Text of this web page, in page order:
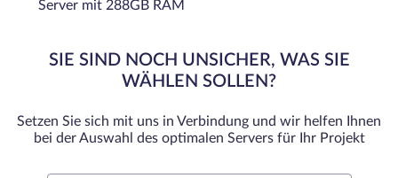
Server mit 288GB RAM
SIE SIND NOCH UNSICHER, WAS SIE
WÄHLEN SOLLEN?
Setzen Sie sich mit uns in Verbindung und wir helfen Ihnen
bei der Auswahl des optimalen Servers für Ihr Projekt